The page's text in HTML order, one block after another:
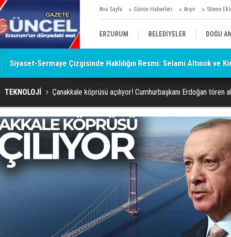
Ana Sayfa Günün Haberleri Arşiv Sitene
ERZURUM BELEDİYELER DOĞU
SİYASET AFAD/ SAVAŞ SPOR
KÜLTÜR/SANAT//MAĞAZİN BODRUM
Siyaset-Sermaye Çizgisinde Haklılığın Resmi: Selami Altınok ve
TEKNOLOJİ Çanakkale köprüsü açılıyor! Cumhurbaşkanı Erdoğan tören